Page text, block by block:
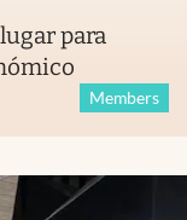
para
Members